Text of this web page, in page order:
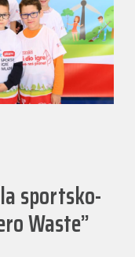
sportsko-
Waste”